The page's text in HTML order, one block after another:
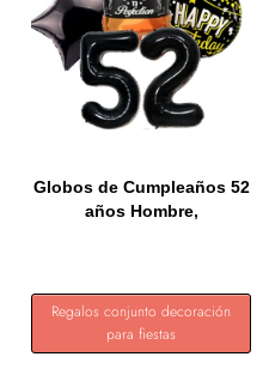
Globos de Cumpleaños 52
años Hombre,
Regalos conjunto decoración
para fiestas